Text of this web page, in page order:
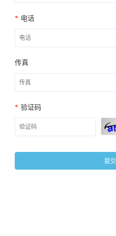
* 电话
传真
* 验证码
提交